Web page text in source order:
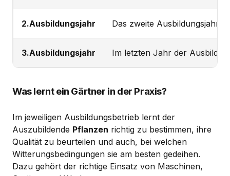
2.Ausbildungsjahr Das zweite Ausbildungsjahr
3.Ausbildungsjahr Im letzten Jahr der
Was lernt ein Gärtner in der Praxis?
Im jeweiligen Ausbildungsbetrieb lernt der
Auszubildende Pflanzen richtig zu bestimmen, ihre
Qualität zu beurteilen und auch, bei welchen
Witterungsbedingungen sie am besten gedeihen.
Dazu gehört der richtige Einsatz von Maschinen,